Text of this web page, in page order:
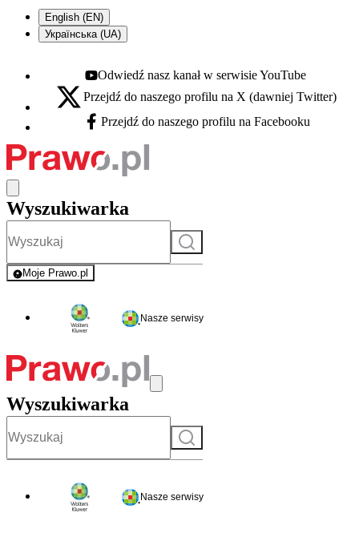
English (EN)
Українська (UA)
Youtube - otwiera się w nowej karcie
Odwiedź nasz kanał w serwisie YouTube
X - otwiera się w nowej karcie
Przejdź do naszego profilu na X (dawniej Twitter)
Facebook - otwiera się w nowej karcie
Przejdź do naszego profilu na Facebooku
Wyszukiwarka
Szukaj
Moje Prawo.pl
- rejestracja i logowanie do serwisu
Nasze serwisy
Wyszukiwarka
Szukaj
Nasze serwisy